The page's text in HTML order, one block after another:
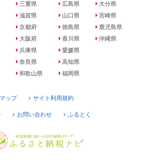
三重県
滋賀県
京都府
大阪府
兵庫県
奈良県
和歌山県
広島県
山口県
徳島県
香川県
愛媛県
高知県
福岡県
大分県
宮崎県
鹿児島県
沖縄県
ップ サイト利用規約
お問い合わせ ふるとく